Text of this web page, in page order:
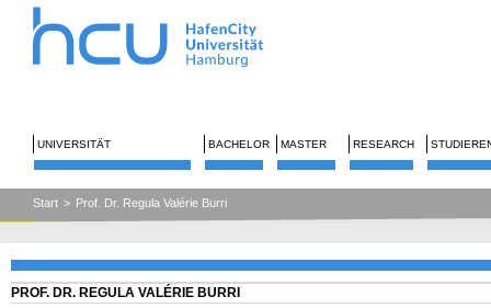
UNIVERSITÄT BACHELOR MASTER RESEARCH
Start > Prof. Dr. Regula Valérie Burri
PROF. DR. REGULA VALÉRIE BURRI